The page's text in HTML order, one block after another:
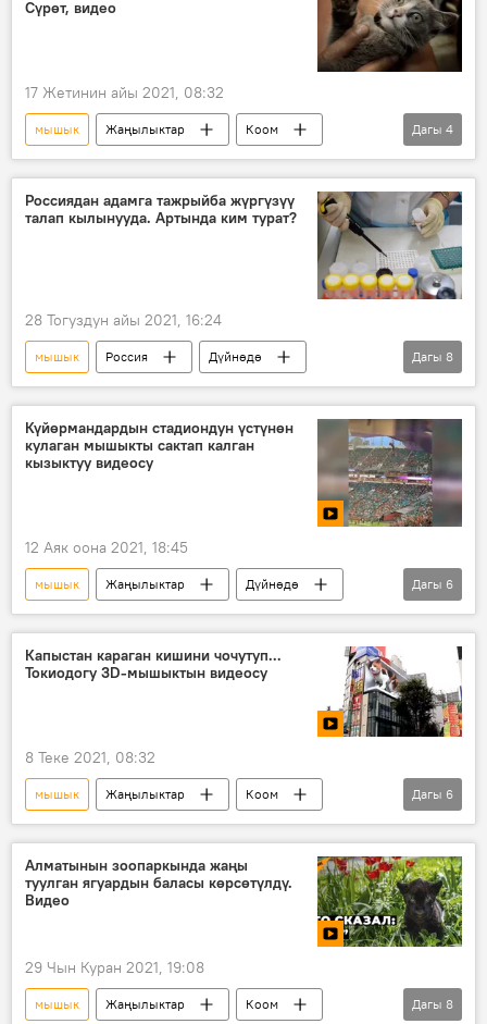
Сүрөт, видео
17 Жетинин айы 2021, 08:32
мышык Жаңылыктар
Коом
Дүйнөдө
Түркия
кулак
Видео
Дагы 4
Россиядан адамга тажрыйба жүргүзүү
талап кылынууда. Артында ким турат?
28 Тогуздун айы 2021, 16:24
мышык Россия
Дүйнөдө
Саясат
Коом
адам
жаныбарлар
эксперимент
косметика
күчүк
дарыгерлер
Дагы 8
Күйөрмандардын стадиондун үстүнөн
кулаган мышыкты сактап калган
кызыктуу видеосу
12 Аяк оона 2021, 18:45
мышык Жаңылыктар
Дүйнөдө
Спорт
Видео
Мультимедиа
АКШ
футбол стадион
Дагы 6
Капыстан караган кишини чочутуп...
Токиодогу 3D-мышыктын видеосу
8 Теке 2021, 08:32
мышык Жаңылыктар
Коом
Дүйнөдө
Видеоклуб
Мультимедиа
Видео
Япония
жарнама
Дагы 6
Алматынын зоопаркында жаңы
туулган ягуардын баласы көрсөтүлдү.
Видео
29 Чын Куран 2021, 19:08
мышык Жаңылыктар
Коом
Дагы 8